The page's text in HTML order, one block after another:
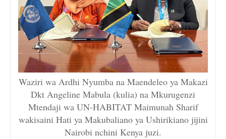
Waziri wa Ardhi Nyumba na Maendeleo ya Makazi
Dkt Angeline Mabula (kulia) na Mkurugenzi
Mtendaji wa UN-HABITAT Maimunah Sharif
wakisaini Hati ya Makubaliano ya Ushirikiano jijini
Nairobi nchini Kenya juzi.